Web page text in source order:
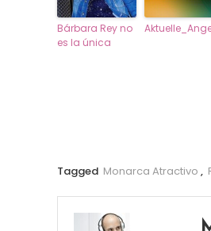
Bárbara Rey no
es la única
Tagged Monarca Atractivo ,